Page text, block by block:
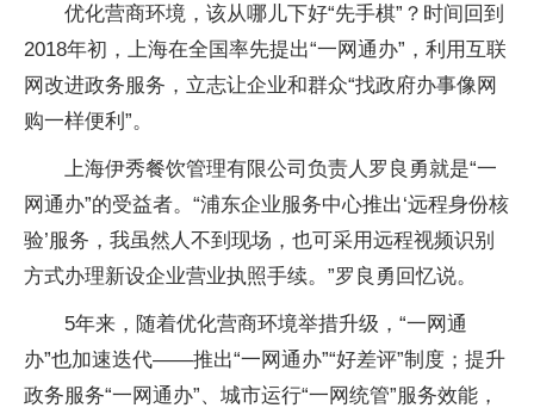
优化营商环境，该从哪儿下好“先手棋”？时间回到
2018年初，上海在全国率先提出“一网通办”，利用互联
网改进政务服务，立志让企业和群众“找政府办事像网
购一样便利”。
上海伊秀餐饮管理有限公司负责人罗良勇就是“一
网通办”的受益者。“浦东企业服务中心推出‘远程身份核
验’服务，我虽然人不到现场，也可采用远程视频识别
方式办理新设企业营业执照手续。”罗良勇回忆说。
5年来，随着优化营商环境举措升级，“一网通
办”也加速迭代——推出“一网通办”“好差评”制度；提升
政务服务“一网通办”、城市运行“一网统管”服务效能，